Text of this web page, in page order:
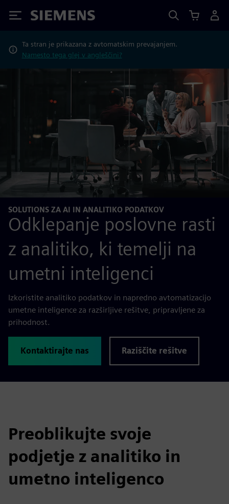
Siemens
Ta stran je prikazana z avtomatskim prevajanjem.
Namesto tega glej v angleščini?
SOLUTIONS ZA AI IN ANALITIKO PODATKOV
Odklepanje poslovne rasti
z analitiko, ki temelji na
umetni inteligenci
Izkoristite analitiko podatkov in napredno avtomatizacijo
umetne inteligence za razširljive rešitve, pripravljene za
prihodnost.
Kontaktirajte nas Raziščite rešitve
Preoblikujte svoje
podjetje z analitiko in
umetno inteligenco